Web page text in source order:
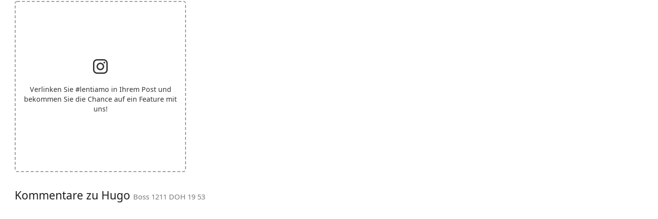
Verlinken Sie #lentiamo in Ihrem Post und
bekommen Sie die Chance auf ein Feature mit
uns!
Kommentare zu Hugo Boss 1211 DOH 19 53